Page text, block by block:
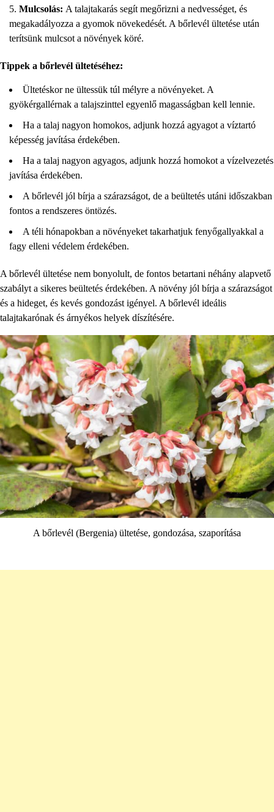
Mulcsolás: A talajtakarás segít megőrizni a nedvességet, és
megakadályozza a gyomok növekedését. A bőrlevél ültetése után
terítsünk mulcsot a növények köré.
Tippek a bőrlevél ültetéséhez:
Ültetéskor ne ültessük túl mélyre a növényeket. A
gyökérgallérnak a talajszinttel egyenlő magasságban kell lennie.
Ha a talaj nagyon homokos, adjunk hozzá agyagot a víztartó
képesség javítása érdekében.
Ha a talaj nagyon agyagos, adjunk hozzá homokot a vízelvezetés
javítása érdekében.
A bőrlevél jól bírja a szárazságot, de a beültetés utáni időszakban
fontos a rendszeres öntözés.
A téli hónapokban a növényeket takarhatjuk fenyőgallyakkal a
fagy elleni védelem érdekében.
A bőrlevél ültetése nem bonyolult, de fontos betartani néhány alapvető
szabályt a sikeres beültetés érdekében. A növény jól bírja a szárazságot
és a hideget, és kevés gondozást igényel. A bőrlevél ideális
talajtakarónak és árnyékos helyek díszítésére.
A bőrlevél (Bergenia) ültetése, gondozása, szaporítása